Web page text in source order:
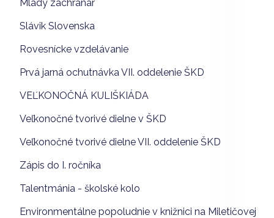
Mladý záchranár
Slávik Slovenska
Rovesnícke vzdelávanie
Prvá jarná ochutnávka VII. oddelenie ŠKD
VEĽKONOČNÁ KULIŠKIÁDA
Veľkonočné tvorivé dielne v ŠKD
Veľkonočné tvorivé dielne VII. oddelenie ŠKD
Zápis do I. ročníka
Talentmánia - školské kolo
Environmentálne popoludnie v knižnici na Miletičovej